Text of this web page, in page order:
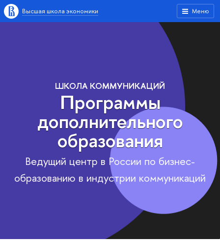
Меню
Высшая школа экономики
ШКОЛА КОММУНИКАЦИЙ
Программы
дополнительного
образования
Ведущий центр в России по бизнес-
образованию в индустрии коммуникаций